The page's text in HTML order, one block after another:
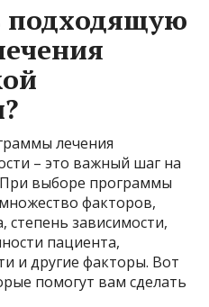
подходящую
лечения
– это важный шаг на
выборе программы
факторов,
степень зависимости,
пациента,
и другие факторы. Вот
помогут вам сделать